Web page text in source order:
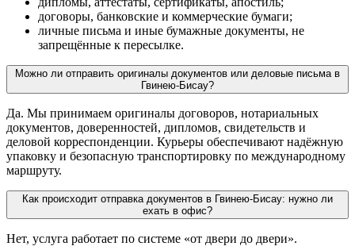
договоры, банковские и коммерческие бумаги;
личные письма и иные бумажные документы, не
запрещённые к пересылке.
Можно ли отправить оригиналы документов или деловые письма в
Гвинею-Бисау?
Да. Мы принимаем оригиналы договоров, нотариальных
документов, доверенностей, дипломов, свидетельств и
деловой корреспонденции. Курьеры обеспечивают надёжную
упаковку и безопасную транспортировку по международному
маршруту.
Как происходит отправка документов в Гвинею-Бисау: нужно ли
ехать в офис?
Нет, услуга работает по системе «от двери до двери».